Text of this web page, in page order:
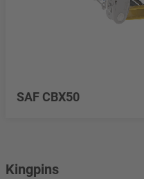
SAF CBX50
Kingpins